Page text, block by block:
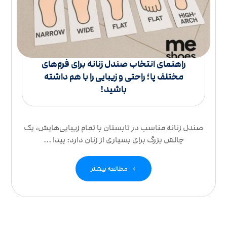
راهنمای انتخاب صندل زنانه برای فرم‌های
مختلف پا؛ راحتی و زیبایی را با هم داشته
باشید!
صندل زنانه مناسب در تابستان با تمام زیبایی‌هایش، یک
چالش بزرگ برای بسیاری از زنان دارد: پیدا ...
مطالعه بیشتر